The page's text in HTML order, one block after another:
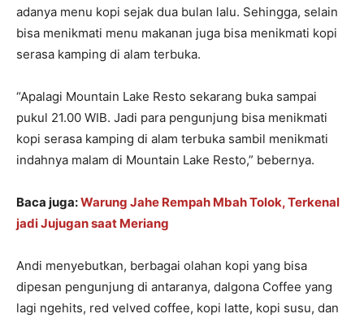
adanya menu kopi sejak dua bulan lalu. Sehingga, selain
bisa menikmati menu makanan juga bisa menikmati kopi
serasa kamping di alam terbuka.
“Apalagi Mountain Lake Resto sekarang buka sampai
pukul 21.00 WIB. Jadi para pengunjung bisa menikmati
kopi serasa kamping di alam terbuka sambil menikmati
indahnya malam di Mountain Lake Resto,” bebernya.
Baca juga:Warung Jahe Rempah Mbah Tolok, Terkenal
jadi Jujugan saat Meriang
Andi menyebutkan, berbagai olahan kopi yang bisa
dipesan pengunjung di antaranya, dalgona Coffee yang
lagi ngehits, red velved coffee, kopi latte, kopi susu, dan